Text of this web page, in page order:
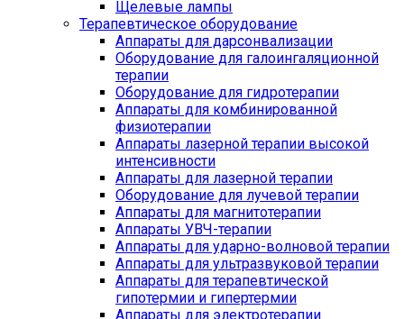
Щелевые лампы
Терапевтическое оборудование
Аппараты для дарсонвализации
Оборудование для галоингаляционной
терапии
Оборудование для гидротерапии
Аппараты для комбинированной
физиотерапии
Аппараты лазерной терапии высокой
интенсивности
Аппараты для лазерной терапии
Оборудование для лучевой терапии
Аппараты для магнитотерапии
Аппараты УВЧ-терапии
Аппараты для ударно-волновой терапии
Аппараты для ультразвуковой терапии
Аппараты для терапевтической
гипотермии и гипертермии
Аппараты для электротерапии